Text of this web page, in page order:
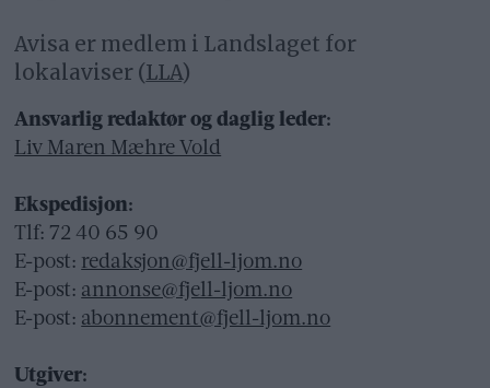
Avisa er medlem i Landslaget for
lokalaviser (LLA)
Ansvarlig redaktør og daglig leder:
Liv Maren Mæhre Vold
Ekspedisjon:
Tlf: 72 40 65 90
E-post: redaksjon@fjell-ljom.no
E-post: annonse@fjell-ljom.no
E-post: abonnement@fjell-ljom.no
Utgiver: